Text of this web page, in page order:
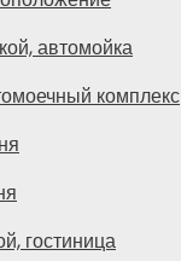
автомойка
комплекс
гостиница